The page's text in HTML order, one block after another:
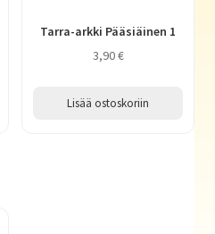
Tarra-arkki Pääsiäinen 1
3,90€
Lisää ostoskoriin